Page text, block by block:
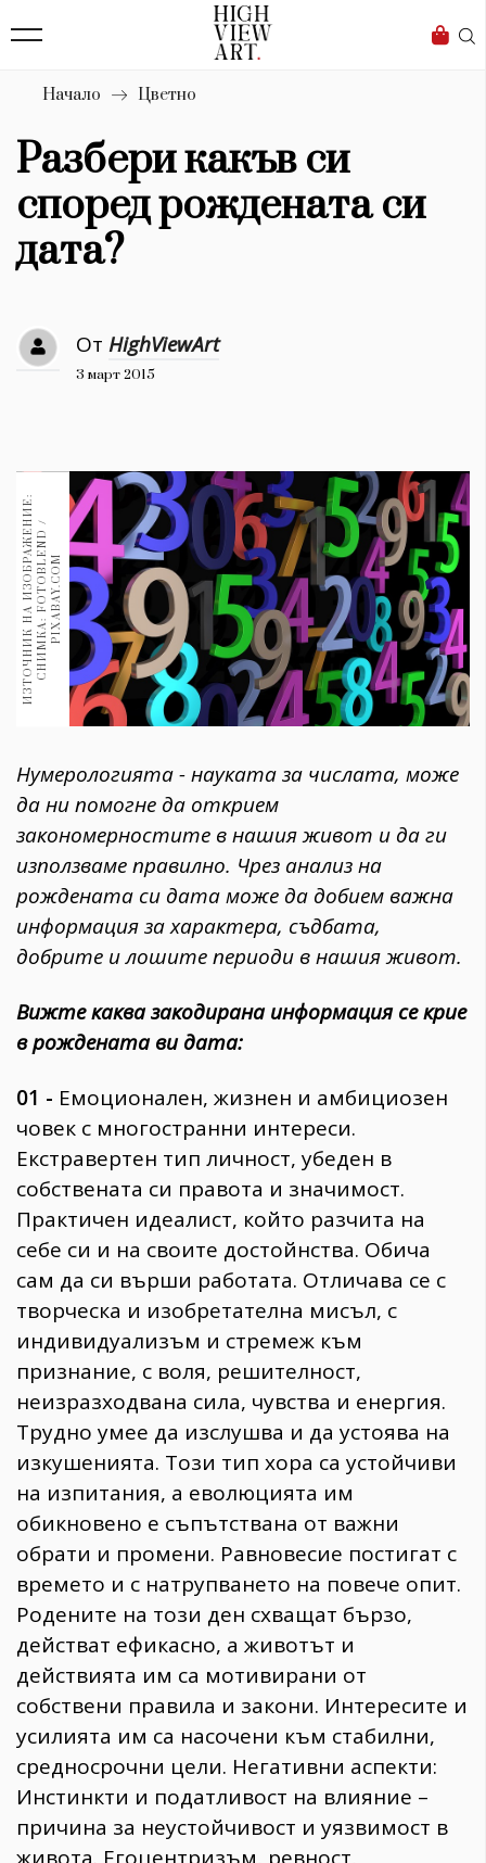
Бизнес
Мода
Dialogue
Изкуство
4339
Красота
Дизайн
Книги
30+ 1970
Гурме 1709
Пътувай
237
Здраве 389
Gentlemen
382
Wellness
1816
ПОСЛЕДВАЙТЕ
НИ
Начало Цветно
Разбери какъв си
според рождената си
дата?
От HighViewArt
3 март 2015
И
З
Т
О
Ч
Н
И
К
Н
А
И
З
О
Б
Р
А
Ж
ЕН
И
Е
:
С
Н
И
М
К
А
:
F
O
T
O
B
L
E
N
D/
P
I
X
A
B
A
Y
.
C
O M
Нумерологията - науката за числата, може
да ни помогне да открием
закономерностите в нашия живот и да ги
използваме правилно. Чрез анализ на
рождената си дата може да добием важна
информация за характера, съдбата,
добрите и лошите периоди в нашия живот.
Вижте каква закодирана информация се крие
в рождената ви дата:
01 - Емоционален, жизнен и амбициозен
човек с многостранни интереси.
Екстравертен тип личност, убеден в
собствената си правота и значимост.
Практичен идеалист, който разчита на
себе си и на своите достойнства. Обича
сам да си върши работата. Отличава се с
творческа и изобретателна мисъл, с
индивидуализъм и стремеж към
признание, с воля, решителност,
неизразходвана сила, чувства и енергия.
Трудно умее да изслушва и да устоява на
изкушенията. Този тип хора са устойчиви
на изпитания, а еволюцията им
обикновено е съпътствана от важни
обрати и промени. Равновесие постигат с
времето и с натрупването на повече опит.
Родените на този ден схващат бързо,
действат ефикасно, а животът и
действията им са мотивирани от
собствени правила и закони. Интересите и
усилията им са насочени към стабилни,
средносрочни цели. Негативни аспекти:
Инстинкти и податливост на влияние –
причина за неустойчивост и уязвимост в
живота. Егоцентризъм, ревност,